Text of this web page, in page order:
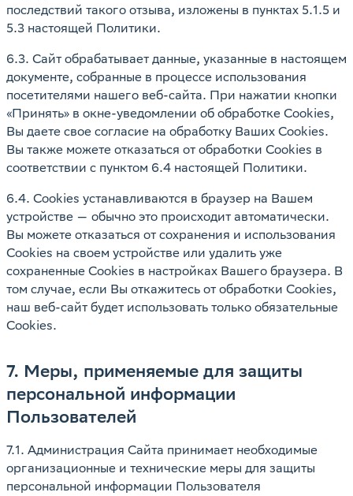
последствий такого отзыва, изложены в пунктах 5.1.5 и
5.3 настоящей Политики.
6.3. Сайт обрабатывает данные, указанные в настоящем
документе, собранные в процессе использования
посетителями нашего веб-сайта. При нажатии кнопки
«Принять» в окне-уведомлении об обработке Cookies,
Вы даете свое согласие на обработку Ваших Cookies.
Вы также можете отказаться от обработки Cookies в
соответствии с пунктом 6.4 настоящей Политики.
6.4. Cookies устанавливаются в браузер на Вашем
устройстве — обычно это происходит автоматически.
Вы можете отказаться от сохранения и использования
Cookies на своем устройстве или удалить уже
сохраненные Cookies в настройках Вашего браузера. В
том случае, если Вы откажитесь от обработки Cookies,
наш веб-сайт будет использовать только обязательные
Cookies.
7. Меры, применяемые для защиты
персональной информации
Пользователей
7.1. Администрация Сайта принимает необходимые
организационные и технические меры для защиты
персональной информации Пользователя